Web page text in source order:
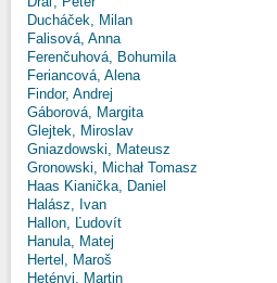
Ducháček, Milan
Falisová, Anna
Ferenčuhová, Bohumila
Feriancová, Alena
Findor, Andrej
Gáborová, Margita
Glejtek, Miroslav
Gniazdowski, Mateusz
Gronowski, Michał Tomasz
Haas Kianička, Daniel
Halász, Ivan
Hallon, Ľudovít
Hanula, Matej
Hertel, Maroš
Hetényi, Martin